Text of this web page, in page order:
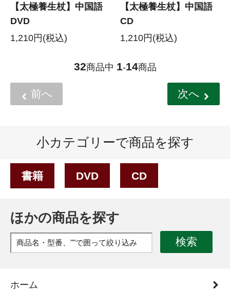
【太極養生杖】中国語
DVD
1,210円(税込)
【太極養生杖】中国語
CD
1,210円(税込)
32商品中 1-14商品
前へ 次へ
小カテゴリーで商品を探す
書籍 DVD CD
ほかの商品を探す
検索
ホーム